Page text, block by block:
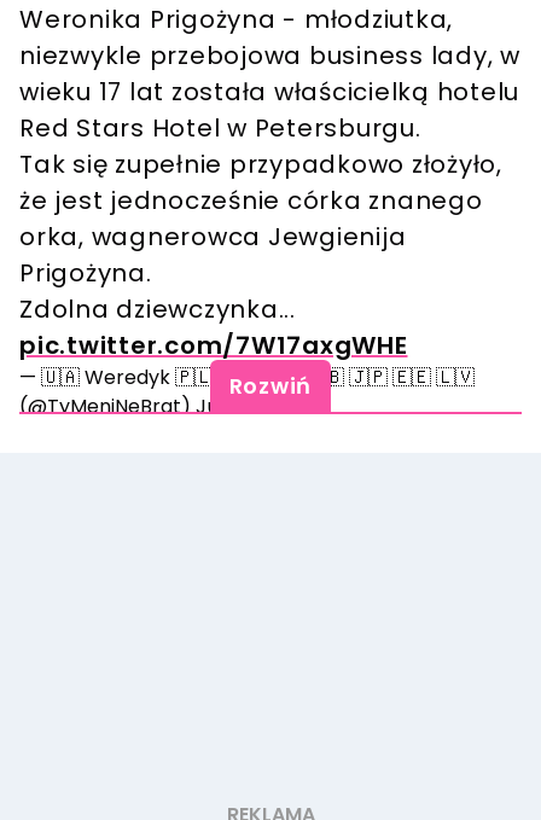
Weronika Prigożyna - młodziutka,
niezwykle przebojowa business lady, w
wieku 17 lat została właścicielką hotelu
Red Stars Hotel w Petersburgu.
Tak się zupełnie przypadkowo złożyło,
że jest jednocześnie córka znanego
orka, wagnerowca Jewgienija
Prigożyna.
Zdolna dziewczynka...
pic.twitter.com/7W17axgWHE
— 🇺🇦 Weredyk 🇵🇱 🇱🇹 🇺🇸 🇬🇧 🇯🇵 🇪🇪 🇱🇻
(@TyMeniNeBrat)June 5, 2023
Rozwiń